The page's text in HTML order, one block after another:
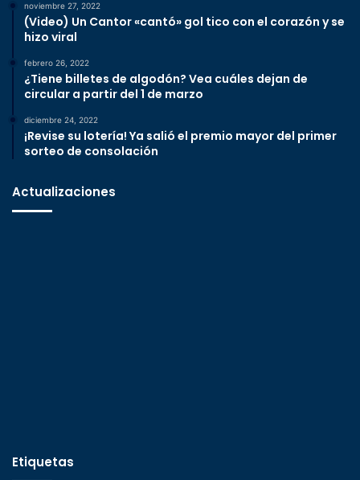
noviembre 27, 2022
(Video) Un Cantor «cantó» gol tico con el corazón y se
hizo viral
febrero 26, 2022
¿Tiene billetes de algodón? Vea cuáles dejan de
circular a partir del 1 de marzo
diciembre 24, 2022
¡Revise su lotería! Ya salió el premio mayor del primer
sorteo de consolación
Actualizaciones
Etiquetas